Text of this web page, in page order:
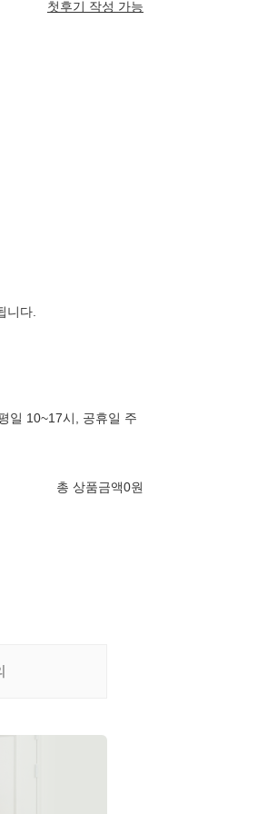
첫후기 작성 가능
니다.
일 10~17시, 공휴일 주
총 상품금액0원